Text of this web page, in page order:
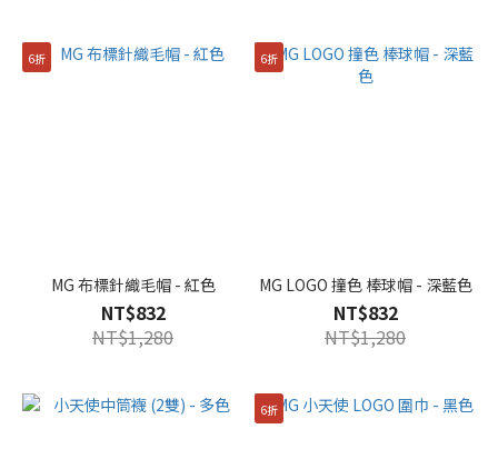
6折
MG 布標針織毛帽 - 紅色
NT$832
NT$1,280
6折
MG LOGO 撞色 棒球帽 - 深藍色
NT$832
NT$1,280
6折